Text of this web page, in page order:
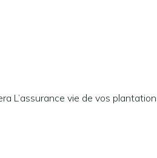
L’assurance vie de vos